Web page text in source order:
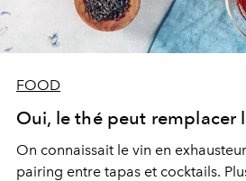
FOOD
Oui, le thé peut remplacer
On connaissait le vin en
pairing entre tapas et cocktails.